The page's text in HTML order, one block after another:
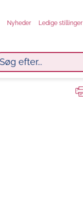
Nyheder Ledige stillinger